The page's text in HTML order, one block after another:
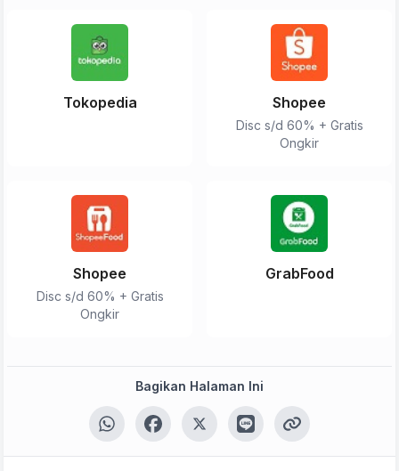
Tokopedia Shopee
Disc s/d 60% + Gratis
Ongkir
Shopee
Disc s/d 60% + Gratis
Ongkir
GrabFood
Bagikan Halaman Ini